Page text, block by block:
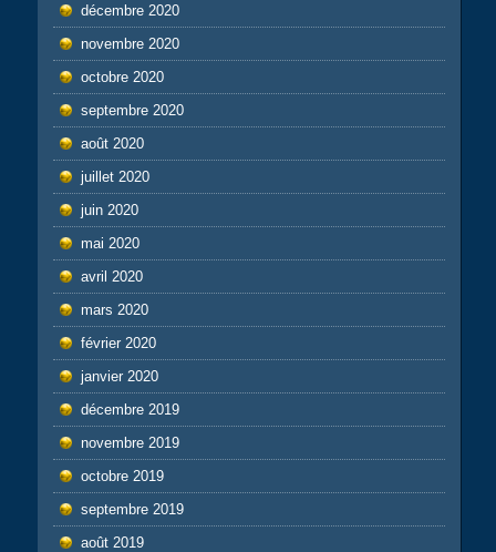
décembre 2020
novembre 2020
octobre 2020
septembre 2020
août 2020
juillet 2020
juin 2020
mai 2020
avril 2020
mars 2020
février 2020
janvier 2020
décembre 2019
novembre 2019
octobre 2019
septembre 2019
août 2019